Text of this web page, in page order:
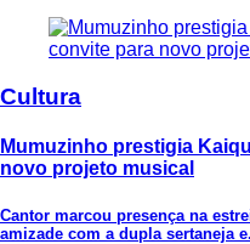
Cultura
Mumuzinho prestigia
novo projeto musical
Cantor marcou presença na
amizade com a dupla sertaneja